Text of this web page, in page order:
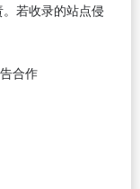
若收录的站点侵
合作